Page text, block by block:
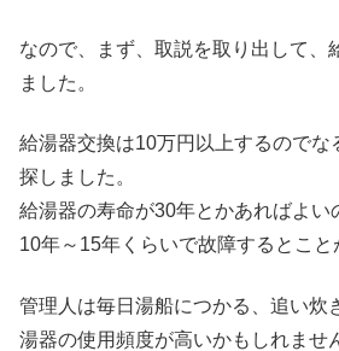
なので、まず、取説を取り出して、
ました。
給湯器交換は10万円以上するのでな
探しました。
給湯器の寿命が30年とかあればよい
10年～15年くらいで故障するとこと
管理人は毎日湯船につかる、追い炊
湯器の使用頻度が高いかもしれませ